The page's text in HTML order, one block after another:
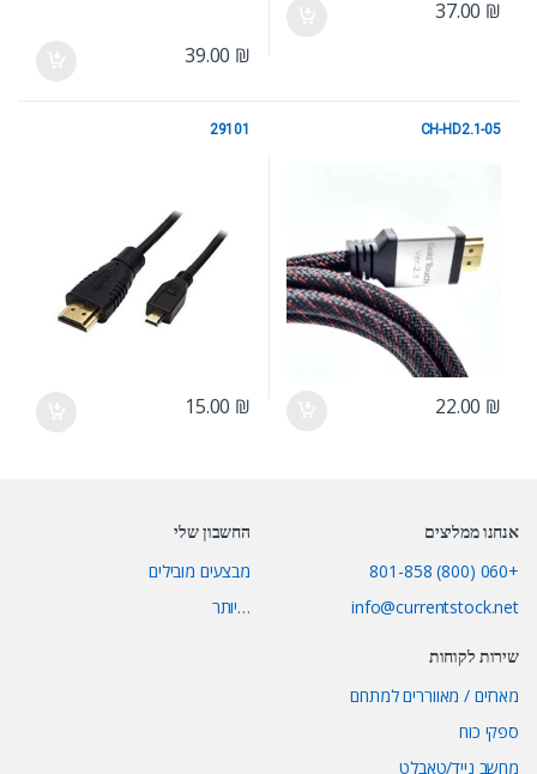
37.00 ₪
39.00 ₪
CH-HD2.1-05
22.00 ₪
29101
15.00 ₪
אנחנו ממליצים
+060 (800) 801-858
info@currentstock.net
החשבון שלי
מבצעים מובילים
…יותר
שירות לקוחות
מארזים / מאווררים למתחם
ספקי כוח
מחשב נייד/טאבלט